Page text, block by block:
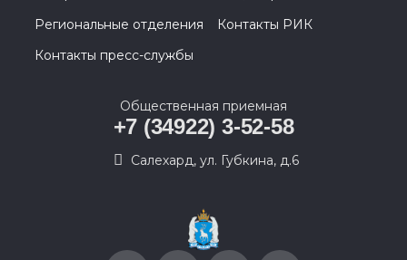
Региональные отделения
Контакты РИК
Контакты пресс-службы
Общественная приемная
+7 (34922) 3-52-58
Салехард, ул. Губкина, д.6